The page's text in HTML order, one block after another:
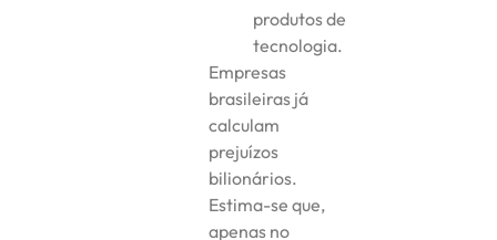
produtos de
tecnologia.
Empresas
brasileiras já
calculam
prejuízos
bilionários.
Estima-se que,
apenas no